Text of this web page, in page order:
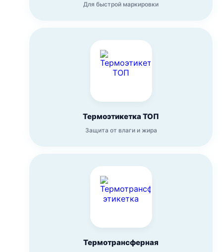
Для быстрой маркировки
Термоэтикетка ТОП
Защита от влаги и жира
Термотрансферная